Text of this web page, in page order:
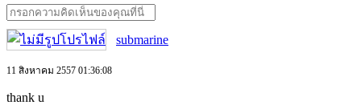
submarine
11 สิงหาคม 2557 01:36:08
thank u